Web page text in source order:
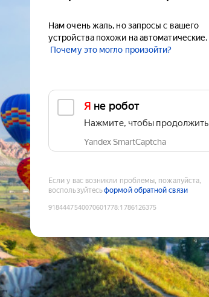
Нам очень жаль, но запросы с вашего
устройства похожи на автоматические.
Почему это могло произойти?
Я не робот
Нажмите, чтобы продолжить
Yandex SmartCaptcha
Если у вас возникли проблемы, пожалуйста,
воспользуйтесьформой обратной связи
9184447540070601778:1786126375